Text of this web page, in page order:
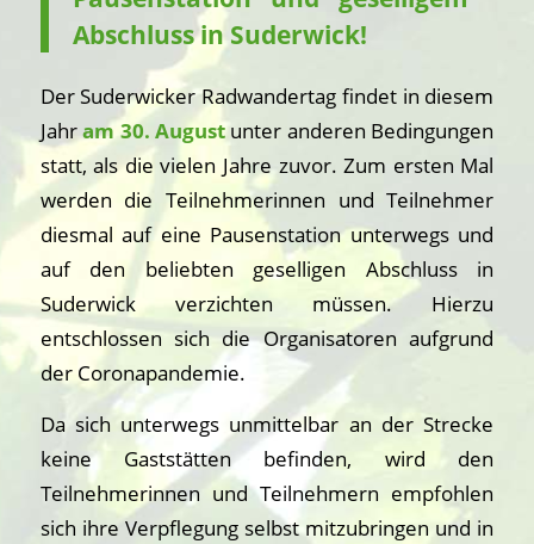
Abschluss in Suderwick!
Der Suderwicker Radwandertag findet in diesem
Jahram 30. August unter anderen Bedingungen
statt, als die vielen Jahre zuvor. Zum ersten Mal
werden die Teilnehmerinnen und Teilnehmer
diesmal auf eine Pausenstation unterwegs und
auf den beliebten geselligen Abschluss in
Suderwick verzichten müssen. Hierzu
entschlossen sich die Organisatoren aufgrund
der Coronapandemie.
Da sich unterwegs unmittelbar an der Strecke
keine Gaststätten befinden, wird den
Teilnehmerinnen und Teilnehmern empfohlen
sich ihre Verpflegung selbst mitzubringen und in